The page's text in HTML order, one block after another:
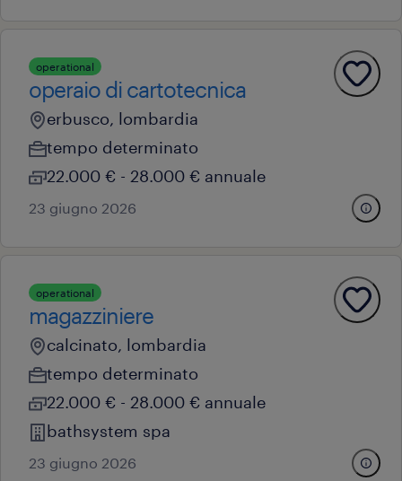
operational
operaio di cartotecnica
erbusco, lombardia
tempo determinato
22.000 € - 28.000 € annuale
23 giugno 2026
operational
magazziniere
calcinato, lombardia
tempo determinato
22.000 € - 28.000 € annuale
bathsystem spa
23 giugno 2026